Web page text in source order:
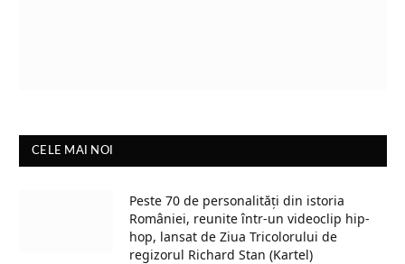
CELE MAI NOI
Peste 70 de personalități din istoria
României, reunite într-un videoclip hip-
hop, lansat de Ziua Tricolorului de
regizorul Richard Stan (Kartel)